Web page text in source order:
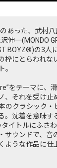
あった、武村
伸一(MONDO
BOYZ®)の3人
枠にとらわれな
。
をテーマに、
、それを受け止
のクラシック・
。沈着を意味す
イトルにふさ
サウンドで、音
ような作品に仕